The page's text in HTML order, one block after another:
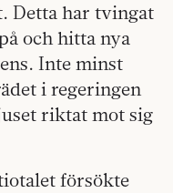
Detta har tvingat
och hitta nya
Inte minst
i regeringen
riktat mot sig
försökte